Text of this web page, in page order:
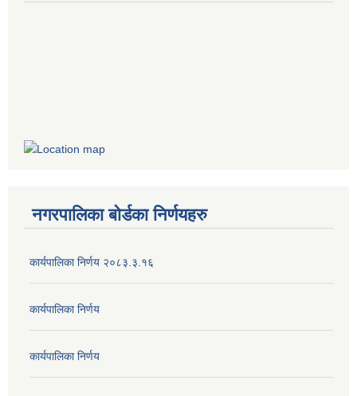
नगरपालिका बोर्डका निर्णयहरु
कार्यपालिका निर्णय २०८३.३.१६
कार्यपालिका निर्णय
कार्यपालिका निर्णय